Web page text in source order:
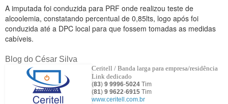
A imputada foi conduzida para PRF onde realizou teste de
alcoolemia, constatando percentual de 0,85lts, logo após foi
conduzida até a DPC local para que fossem tomadas as medidas
cabíveis.
Blog do César Silva
Ceritell / Banda larga para empresa/residência
Link dedicado
(83) 9 9996-5024 Tim
(81) 9 9622-6915 Tim
www.ceritell.com.br